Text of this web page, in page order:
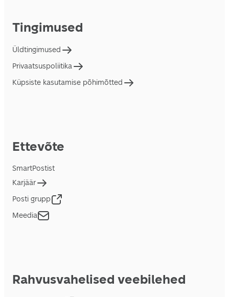
Tingimused
Üldtingimused
Privaatsuspoliitika
Küpsiste kasutamise põhimõtted
Ettevõte
SmartPostist
Karjäär
Posti grupp
Meedia
Rahvusvahelised veebilehed